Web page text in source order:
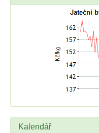
Kalendář